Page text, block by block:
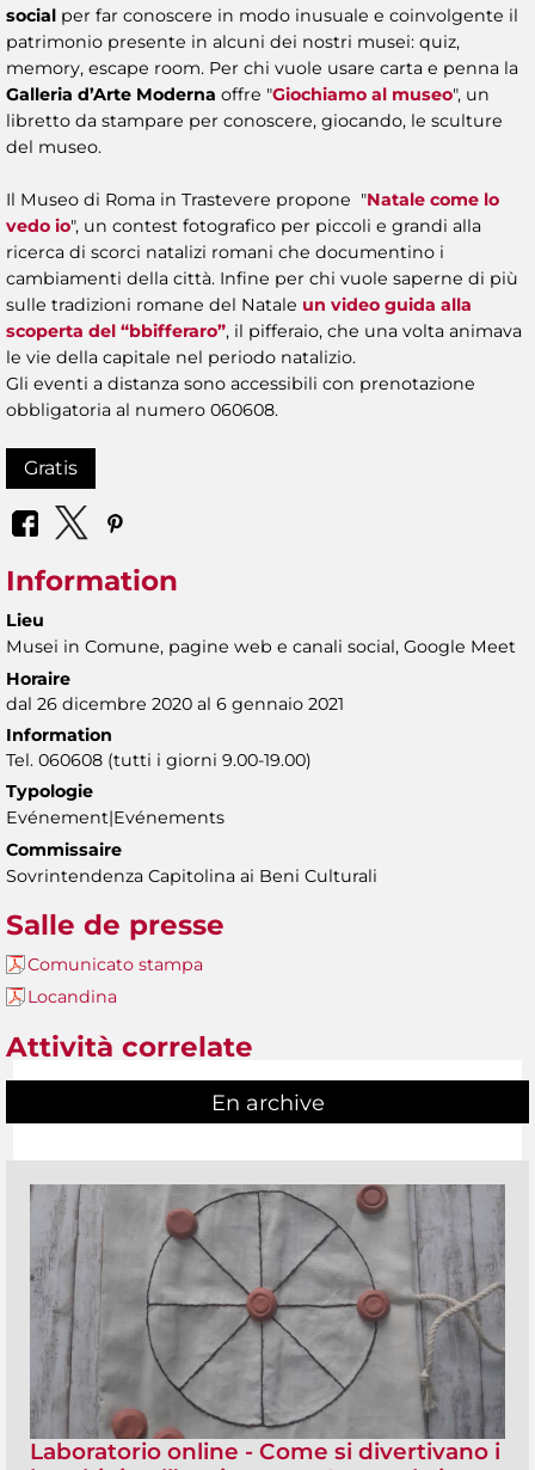
social per far conoscere in modo inusuale e coinvolgente il
patrimonio presente in alcuni dei nostri musei: quiz,
memory, escape room. Per chi vuole usare carta e penna la
Galleria d’Arte Moderna offre "Giochiamo al museo", un
libretto da stampare per conoscere, giocando, le sculture
del museo.
Il Museo di Roma in Trastevere propone "Natale come lo
vedo io", un contest fotografico per piccoli e grandi alla
ricerca di scorci natalizi romani che documentino i
cambiamenti della città. Infine per chi vuole saperne di più
sulle tradizioni romane del Natale un video guida alla
scoperta del “bbifferaro”, il pifferaio, che una volta animava
le vie della capitale nel periodo natalizio.
Gli eventi a distanza sono accessibili con prenotazione
obbligatoria al numero 060608.
Gratis
Information
Lieu
Musei in Comune, pagine web e canali social, Google Meet
Horaire
dal 26 dicembre 2020 al 6 gennaio 2021
Information
Tel. 060608 (tutti i giorni 9.00-19.00)
Typologie
Evénement|Evénements
Commissaire
Sovrintendenza Capitolina ai Beni Culturali
Salle de presse
Comunicato stampa
Locandina
Attività correlate
En archive
Laboratorio online - Come si divertivano i